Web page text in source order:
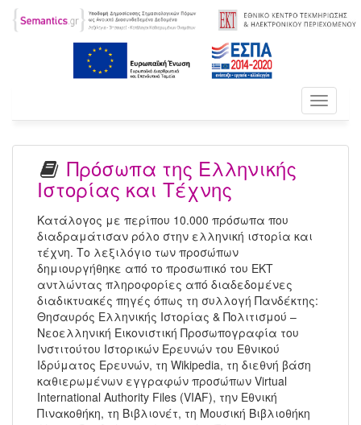
Toggle
Πρόσωπα της Ελληνικής
Ιστορίας και Τέχνης
Κατάλογος με περίπου 10.000 πρόσωπα που
διαδραμάτισαν ρόλο στην ελληνική ιστορία και
τέχνη. Το λεξιλόγιο των προσώπων
δημιουργήθηκε από το προσωπικό του ΕΚΤ
αντλώντας πληροφορίες από διαδεδομένες
διαδικτυακές πηγές όπως τη συλλογή Πανδέκτης:
Θησαυρός Ελληνικής Ιστορίας & Πολιτισμού –
Νεοελληνική Εικονιστική Προσωπογραφία του
Ινστιτούτου Ιστορικών Ερευνών του Εθνικού
Ιδρύματος Ερευνών, τη Wikipedia, τη διεθνή βάση
καθιερωμένων εγγραφών προσώπων Virtual
International Authority Files (VIAF), την Εθνική
Πινακοθήκη, τη Βιβλιονέτ, τη Μουσική Βιβλιοθήκη